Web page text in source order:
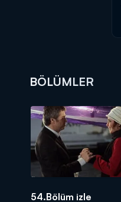
BÖLÜMLER
54.Bölüm izle